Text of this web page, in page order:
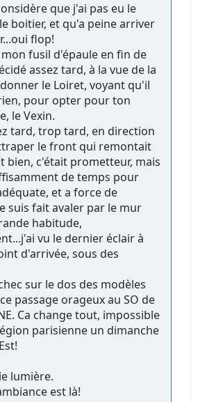
que j'ai pas eu le
boitier, et qu'a peine arriver
flop!
fusil d'épaule en fin de
assez tard, à la vue de la
le Loiret, voyant qu'il
pour opter pour ton
le Vexin.
tard, trop tard, en direction
le front qui remontait
bien, c'était prometteur, mais
de temps pour
et a force de
suis fait avaler par le mur
habitude,
vu le dernier éclair à
d'arrivée, sous des
sur le dos des modèles
passage orageux au SO de
Ca change tout, impossible
parisienne un dimanche
lumière.
est là!